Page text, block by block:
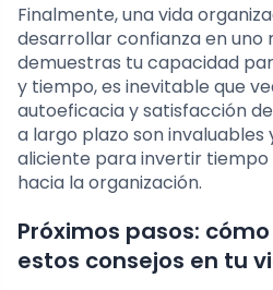
Finalmente, una vida
desarrollar confianza en uno
demuestras tu capacidad
y tiempo, es inevitable que
autoeficacia y satisfacción
a largo plazo son
aliciente para invertir tiempo
hacia la organización.
Próximos pasos:
estos consejos en tu